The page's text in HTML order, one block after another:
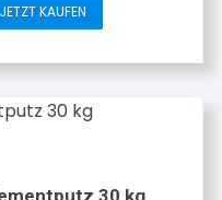
JETZT KAUFEN
30 kg